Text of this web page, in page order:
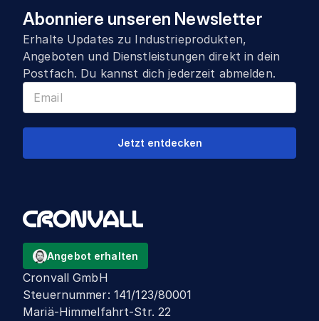
Abonniere unseren Newsletter
Erhalte Updates zu Industrieprodukten,
Angeboten und Dienstleistungen direkt in dein
Postfach. Du kannst dich jederzeit abmelden.
Jetzt entdecken
Angebot erhalten
Cronvall GmbH
Steuernummer: 141/123/80001
Mariä-Himmelfahrt-Str. 22